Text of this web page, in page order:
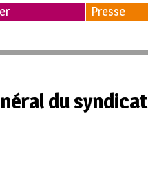
Presse
du syndicat